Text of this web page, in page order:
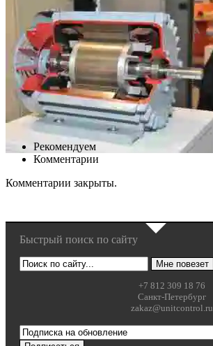
Рекомендуем
Комментарии
Комментарии закрыты.
Быстрый поиск по сайту
+7 812 309 18 76
Санкт-Петербург
zakaz@unitcontrol.ru